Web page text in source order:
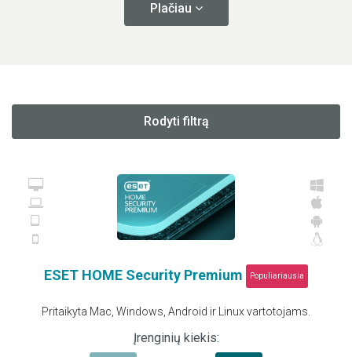
Plačiau
Rodyti filtrą
ESET HOME Security Premium Populiariausia
Pritaikyta Mac, Windows, Android ir Linux vartotojams.
Įrenginių kiekis: